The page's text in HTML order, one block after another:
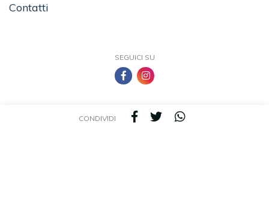
CONDIVIDI
Contatti
SEGUICI SU